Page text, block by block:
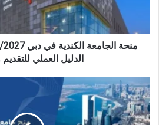
–
الدليل
الدليل العملي
جامعة
أبوظبي
ADU)